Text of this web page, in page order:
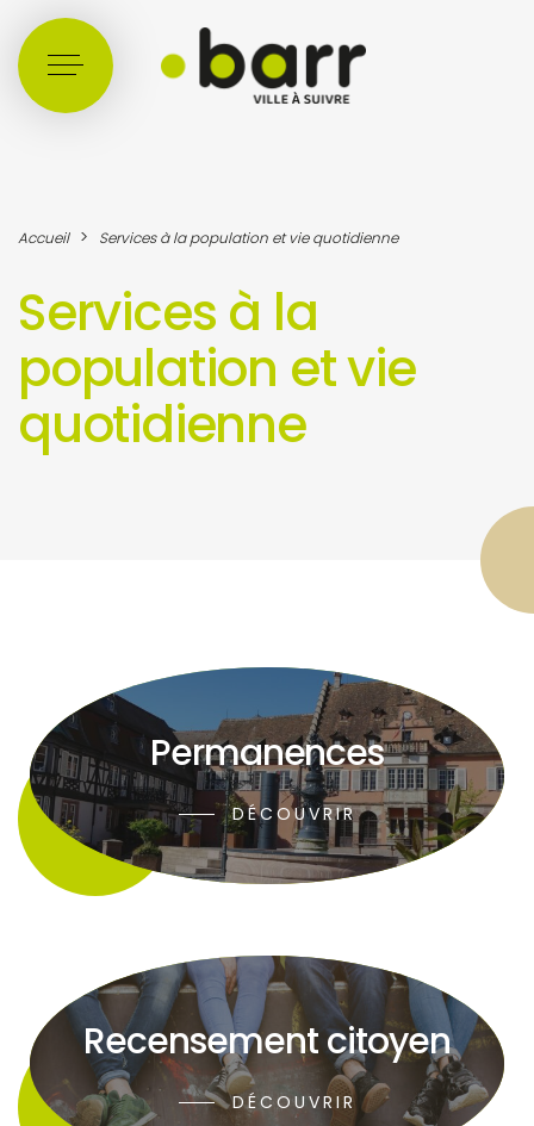
Accueil > Services à la population et vie quotidienne
Services à la
population et vie
quotidienne
Permanences
DÉCOUVRIR
Recensement citoyen
DÉCOUVRIR